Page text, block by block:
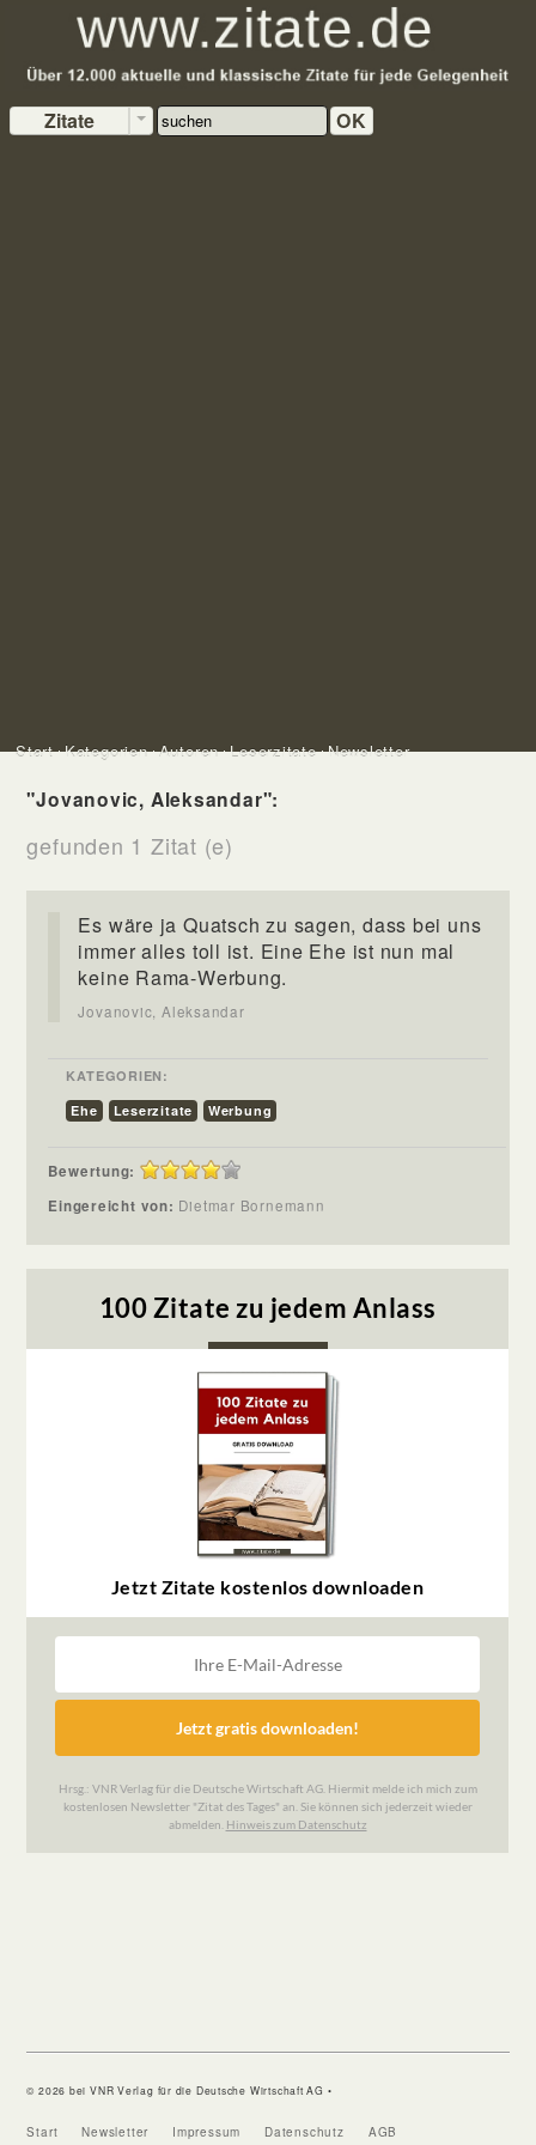
Zitate OK
Start Kategorien Autoren Leserzitate Newsletter
"Jovanovic, Aleksandar":
gefunden 1 Zitat (e)
Es wäre ja Quatsch zu sagen, dass bei uns
immer alles toll ist. Eine Ehe ist nun mal
keine Rama-Werbung.
Jovanovic, Aleksandar
KATEGORIEN:
Ehe
Leserzitate Werbung
Bewertung:
Eingereicht von: Dietmar Bornemann
© 2026 bei VNR Verlag für die Deutsche Wirtschaft AG •
Start Newsletter Impressum Datenschutz AGB